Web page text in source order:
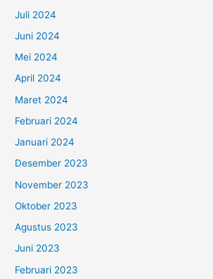
Juli 2024
Juni 2024
Mei 2024
April 2024
Maret 2024
Februari 2024
Januari 2024
Desember 2023
November 2023
Oktober 2023
Agustus 2023
Juni 2023
Februari 2023